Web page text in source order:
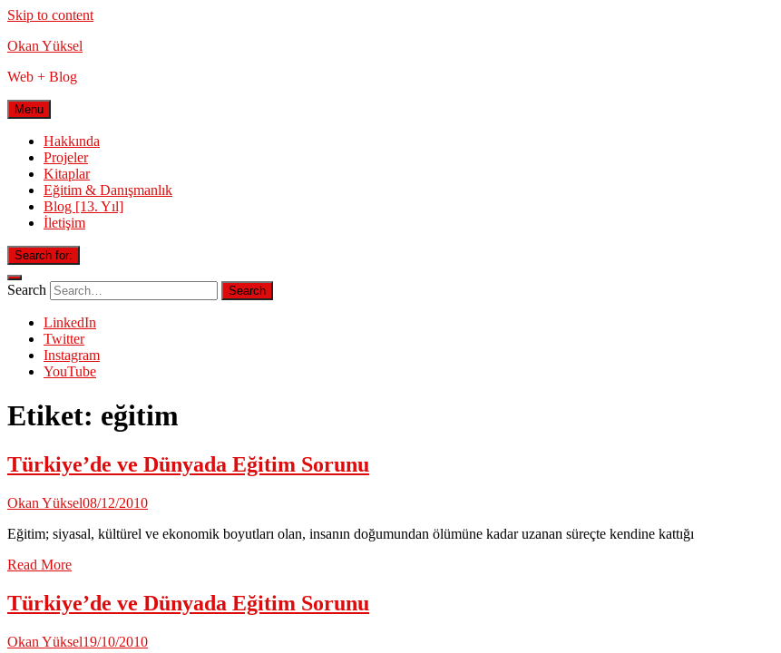
Skip to content
Okan Yüksel
Web + Blog
Menu
Hakkında
Projeler
Kitaplar
Eğitim & Danışmanlık
Blog [13. Yıl]
İletişim
Search for:
Search
LinkedIn
Twitter
Instagram
YouTube
Etiket: eğitim
Türkiye’de ve Dünyada Eğitim Sorunu
Okan Yüksel08/12/2010
Eğitim; siyasal, kültürel ve ekonomik boyutları olan, insanın doğumundan ölümüne kadar uzanan süreçte kendine kattığı
Read More
Türkiye’de ve Dünyada Eğitim Sorunu
Okan Yüksel19/10/2010